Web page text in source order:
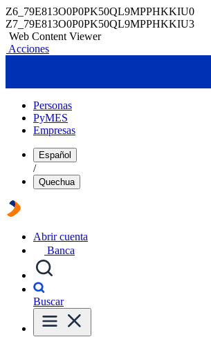
Z6_79E813O0P0PK50QL9MPPHKKIU0
Z7_79E813O0P0PK50QL9MPPHKKIU3
Web Content Viewer
Acciones
Personas
PyMES
Empresas
Español
/
Quechua
Abrir cuenta
Banca
Buscar